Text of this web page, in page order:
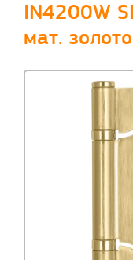
IN4200W
мат. золото